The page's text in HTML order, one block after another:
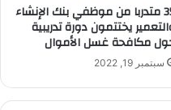
35 متدربا من موظفي بنك الإنشاء
يختتمون دورة تدريبية
مكافحة غسل الأموال
سبتمبر 19, 2022